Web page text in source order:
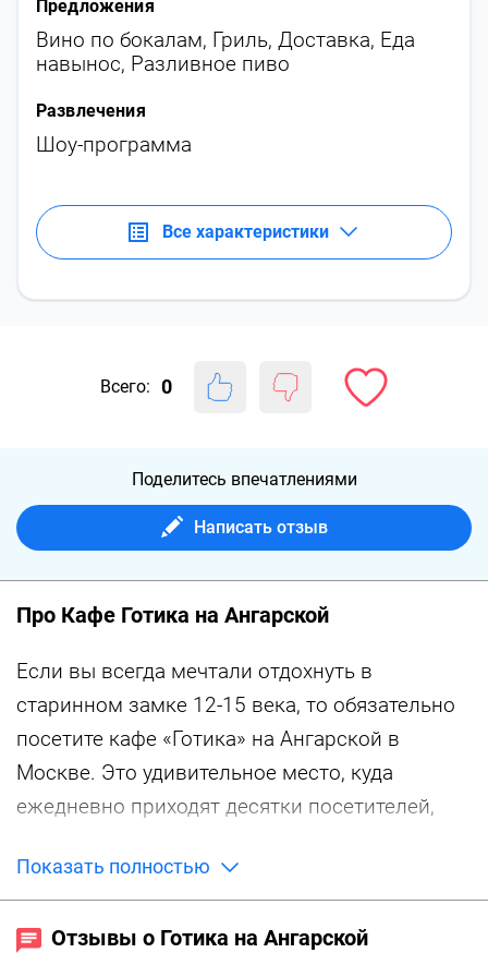
Предложения
Вино по бокалам, Гриль, Доставка, Еда
навынос, Разливное пиво
Развлечения
Шоу-программа
Все характеристики
Всего: 0
Поделитесь впечатлениями
Написать отзыв
Про Кафе Готика на Ангарской
Если вы всегда мечтали отдохнуть в
старинном замке 12-15 века, то обязательно
посетите кафе «Готика» на Ангарской в
Москве. Это удивительное место, куда
ежедневно приходят десятки посетителей,
ароматного кофе, расслабиться после
тяжёлого рабочего дня, да и просто приятно
провести время с близкими людьми. В этом
Показать полностью
Отзывы о Готика на Ангарской